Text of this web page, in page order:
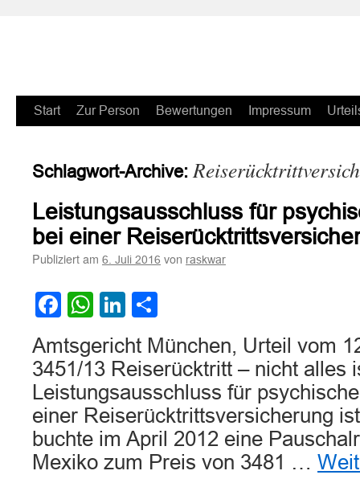
Zum
springen
Start Zur Person Bewertungen Impressum
Schlagwort-Archive:
Leistungsausschluss für
bei einer
Publiziert am 6. Juli 2016 von raskwar
Facebook
WhatsApp
LinkedIn
Amtsgericht München, Urteil vom
3451/13 Reiserücktritt – nicht alles
Leistungsausschluss für
einer Reiserücktrittsversicherung
buchte im April 2012 eine
Mexiko zum Preis von 3481 …